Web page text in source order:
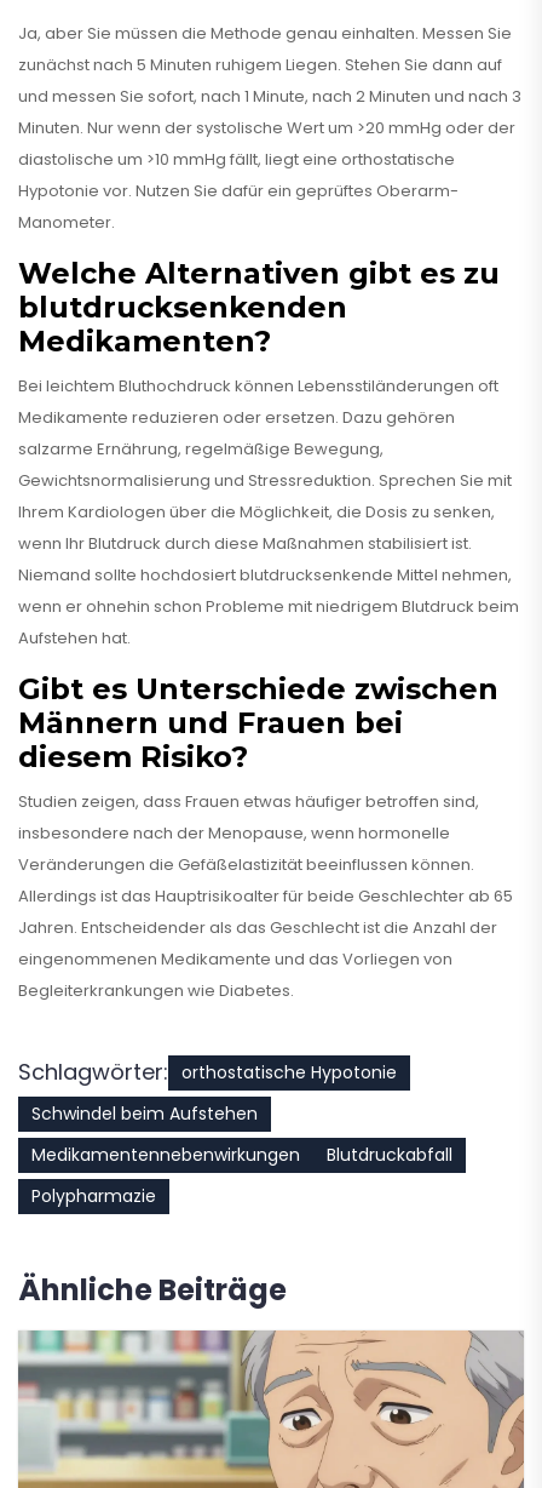
Ja, aber Sie müssen die Methode genau einhalten. Messen Sie
zunächst nach 5 Minuten ruhigem Liegen. Stehen Sie dann auf
und messen Sie sofort, nach 1 Minute, nach 2 Minuten und nach 3
Minuten. Nur wenn der systolische Wert um >20 mmHg oder der
diastolische um >10 mmHg fällt, liegt eine orthostatische
Hypotonie vor. Nutzen Sie dafür ein geprüftes Oberarm-
Manometer.
Welche Alternativen gibt es zu
blutdrucksenkenden
Medikamenten?
Bei leichtem Bluthochdruck können Lebensstiländerungen oft
Medikamente reduzieren oder ersetzen. Dazu gehören
salzarme Ernährung, regelmäßige Bewegung,
Gewichtsnormalisierung und Stressreduktion. Sprechen Sie mit
Ihrem Kardiologen über die Möglichkeit, die Dosis zu senken,
wenn Ihr Blutdruck durch diese Maßnahmen stabilisiert ist.
Niemand sollte hochdosiert blutdrucksenkende Mittel nehmen,
wenn er ohnehin schon Probleme mit niedrigem Blutdruck beim
Aufstehen hat.
Gibt es Unterschiede zwischen
Männern und Frauen bei
diesem Risiko?
Studien zeigen, dass Frauen etwas häufiger betroffen sind,
insbesondere nach der Menopause, wenn hormonelle
Veränderungen die Gefäßelastizität beeinflussen können.
Allerdings ist das Hauptrisikoalter für beide Geschlechter ab 65
Jahren. Entscheidender als das Geschlecht ist die Anzahl der
eingenommenen Medikamente und das Vorliegen von
Begleiterkrankungen wie Diabetes.
Schlagwörter: orthostatische Hypotonie
Schwindel beim Aufstehen
Medikamentennebenwirkungen
Blutdruckabfall
Polypharmazie
Ähnliche Beiträge